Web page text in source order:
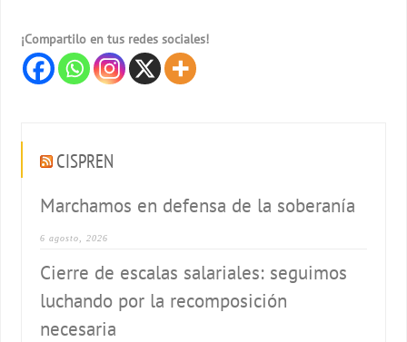
¡Compartilo en tus redes sociales!
CISPREN
Marchamos en defensa de la soberanía
6 agosto, 2026
Cierre de escalas salariales: seguimos
luchando por la recomposición
necesaria